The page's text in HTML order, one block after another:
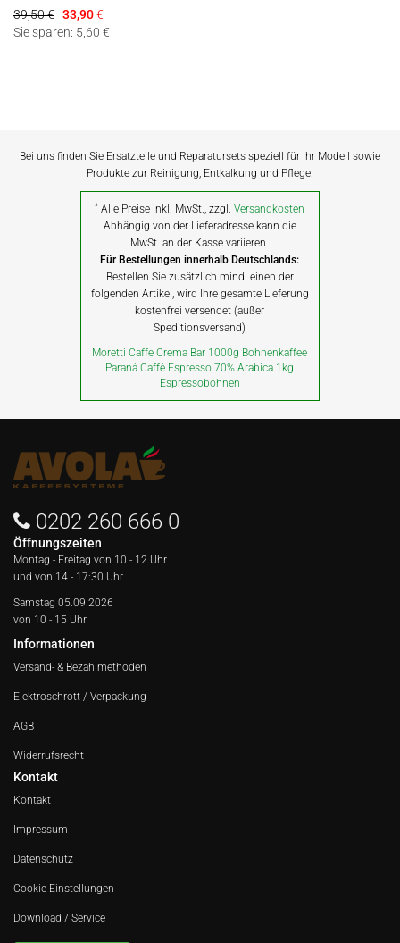
39,50 € 33,90€
Sie sparen: 5,60 €
Bei uns finden Sie Ersatzteile und Reparatursets speziell für Ihr Modell sowie
Produkte zur Reinigung, Entkalkung und Pflege.
* Alle Preise inkl. MwSt., zzgl.Versandkosten
Abhängig von der Lieferadresse kann die
MwSt. an der Kasse variieren.
Für Bestellungen innerhalb Deutschlands:
Bestellen Sie zusätzlich mind. einen der
folgenden Artikel, wird Ihre gesamte Lieferung
kostenfrei versendet (außer
Speditionsversand)
Moretti Caffe Crema Bar 1000g Bohnenkaffee
Paranà Caffè Espresso 70% Arabica 1kg
Espressobohnen
0202 260 666 0
Öffnungszeiten
Montag - Freitag von 10 - 12 Uhr
und von 14 - 17:30 Uhr
Samstag 05.09.2026
von 10 - 15 Uhr
Informationen
Versand- & Bezahlmethoden
Elektroschrott / Verpackung
AGB
Widerrufsrecht
Kontakt
Kontakt
Impressum
Datenschutz
Cookie-Einstellungen
Download / Service